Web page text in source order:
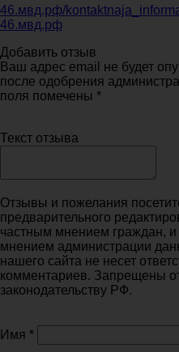
46.мвд.рф/
46.мвд.рф
Добавить отзыв
Ваш адрес email не будет
после одобрения
поля помечены *
Текст отзыва
Отзывы и пожелания
предварительного
частным мнением граждан, и
мнением администрации
нашего сайта не несет
комментариев. Запрещены
законодательству РФ.
Имя *